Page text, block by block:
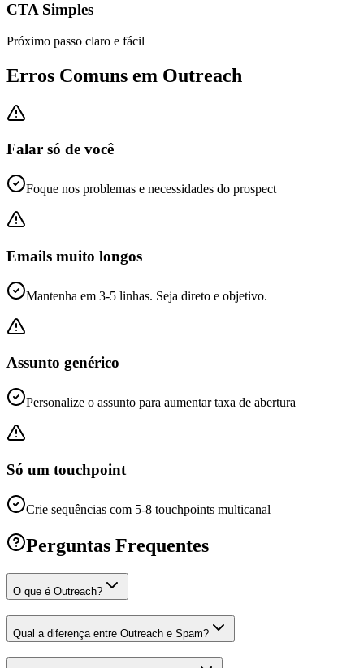
CTA Simples
Próximo passo claro e fácil
Erros Comuns em Outreach
Falar só de você
Foque nos problemas e necessidades do prospect
Emails muito longos
Mantenha em 3-5 linhas. Seja direto e objetivo.
Assunto genérico
Personalize o assunto para aumentar taxa de abertura
Só um touchpoint
Crie sequências com 5-8 touchpoints multicanal
Perguntas Frequentes
O que é Outreach?
Qual a diferença entre Outreach e Spam?